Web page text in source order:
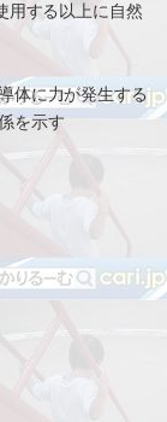
用する以上に自然
体に力が発生する
を示す